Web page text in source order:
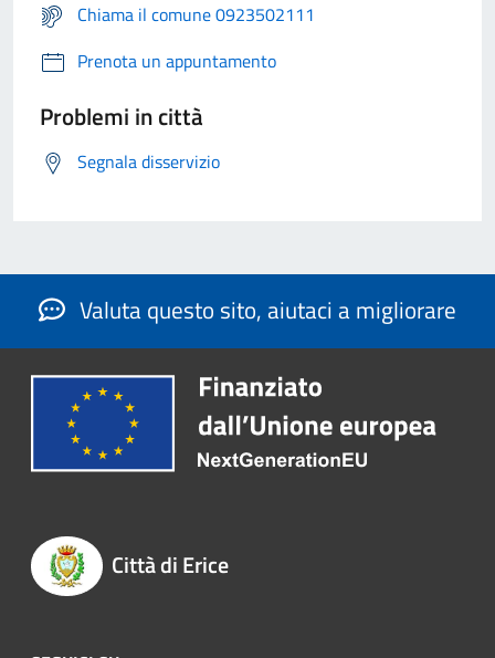
Chiama il comune 0923502111
Prenota un appuntamento
Problemi in città
Segnala disservizio
Valuta questo sito, aiutaci a migliorare
Città di Erice